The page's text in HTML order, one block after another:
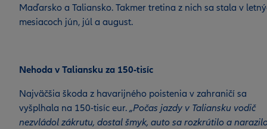
Maďarsko a Taliansko. Takmer tretina z nich sa stala v
mesiacoch jún, júl a august.
Nehoda v Taliansku za 150-tisíc
Najväčšia škoda z havarijného poistenia v zahraničí sa
vyšplhala na 150-tisíc eur. „Počas jazdy v Taliansku vodič
nezvládol zákrutu, dostal šmyk, auto sa rozkrútilo a